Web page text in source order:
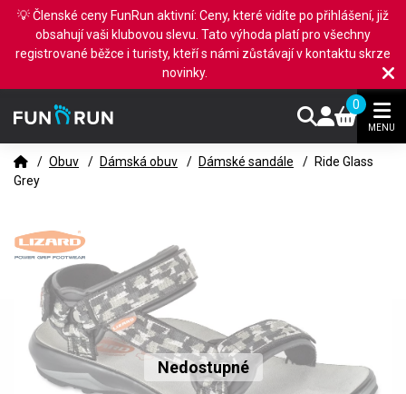
0
MENU
/ Obuv / Dámská obuv / Dámské sandále / Ride Glass
Grey
Nedostupné
💡 Členské ceny FunRun aktivní: Ceny, které vidíte po přihlášení, již
obsahují vaši klubovou slevu. Tato výhoda platí pro všechny
registrované běžce i turisty, kteří s námi zůstávají v kontaktu skrze
novinky.